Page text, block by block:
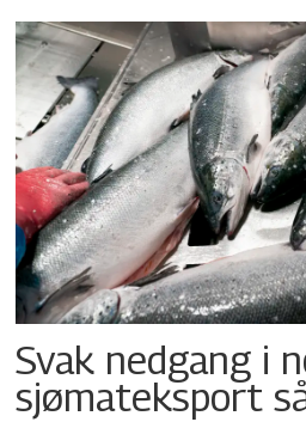
Svak nedgang i
sjømateksport